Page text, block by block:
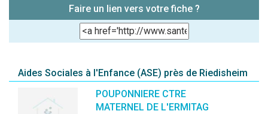
Faire un lien vers votre fiche ?
Aides Sociales à l'Enfance (ASE) près de Riedisheim
POUPONNIERE CTRE
MATERNEL DE L'ERMITAG